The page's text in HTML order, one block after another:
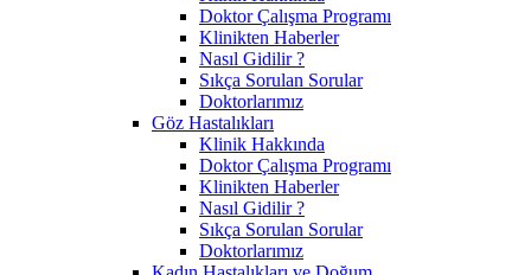
Doktor Çalışma Programı
Klinikten Haberler
Nasıl Gidilir ?
Sıkça Sorulan Sorular
Doktorlarımız
Göz Hastalıkları
Klinik Hakkında
Doktor Çalışma Programı
Klinikten Haberler
Nasıl Gidilir ?
Sıkça Sorulan Sorular
Doktorlarımız